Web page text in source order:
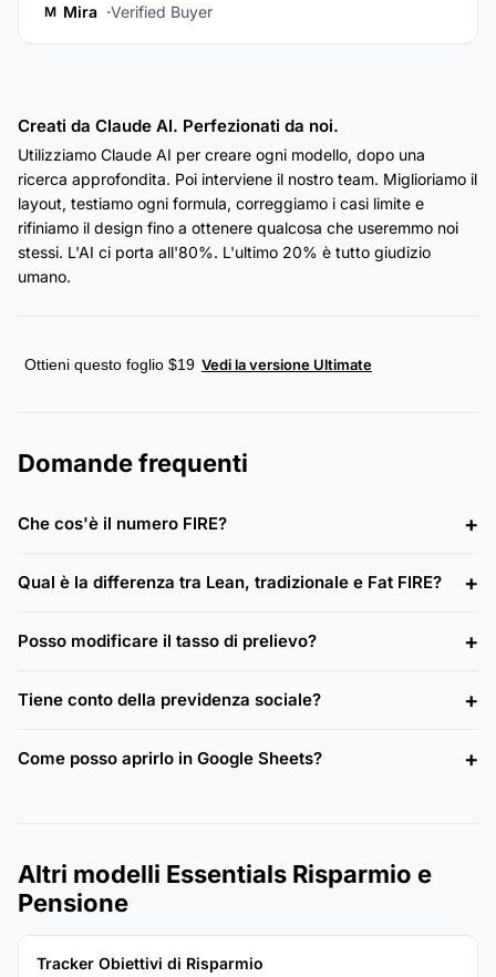
M Mira Verified Buyer
Creati da Claude AI. Perfezionati da noi.
Utilizziamo Claude AI per creare ogni modello, dopo una
ricerca approfondita. Poi interviene il nostro team. Miglioriamo il
layout, testiamo ogni formula, correggiamo i casi limite e
rifiniamo il design fino a ottenere qualcosa che useremmo noi
stessi. L'AI ci porta all'80%. L'ultimo 20% è tutto giudizio
umano.
Ottieni questo foglio $19 Vedi la versione Ultimate
Domande frequenti
Che cos'è il numero FIRE?
Qual è la differenza tra Lean, tradizionale e Fat FIRE?
Posso modificare il tasso di prelievo?
Tiene conto della previdenza sociale?
Come posso aprirlo in Google Sheets?
Altri modelli Essentials Risparmio e
Pensione
Tracker Obiettivi di Risparmio